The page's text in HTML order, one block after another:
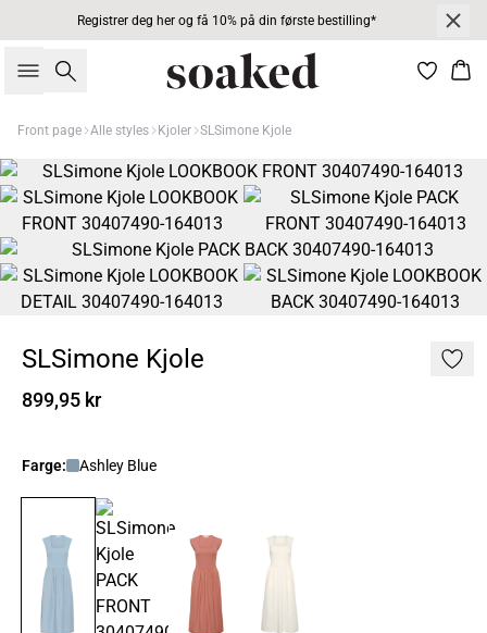
Registrer deg her og få 10% på din første bestilling*
Søk
Front page Alle styles Kjoler SLSimone Kjole
SLSimone Kjole
899,95 kr
Farge: Ashley Blue